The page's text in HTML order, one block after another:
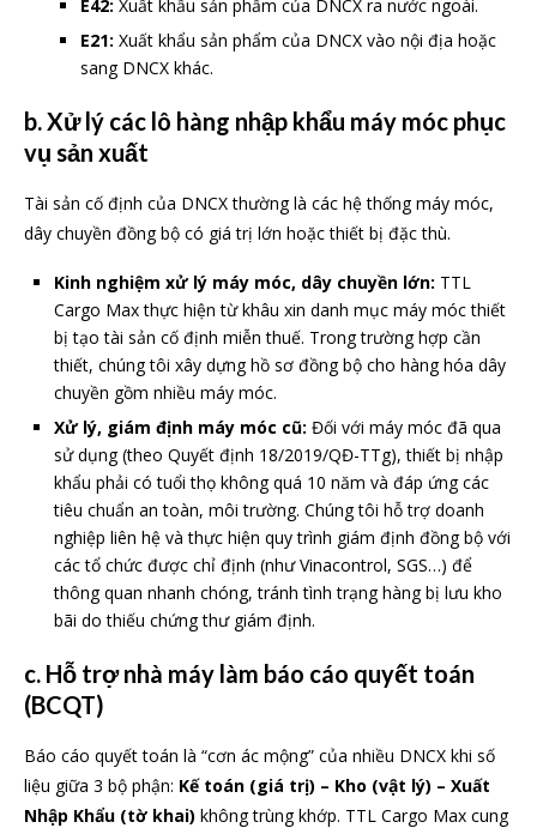
E42: Xuất khẩu sản phẩm của DNCX ra nước ngoài.
E21: Xuất khẩu sản phẩm của DNCX vào nội địa hoặc
sang DNCX khác.
b.Xử lý các lô hàng nhập khẩu máy móc phục
vụ sản xuất
Tài sản cố định của DNCX thường là các hệ thống máy móc,
dây chuyền đồng bộ có giá trị lớn hoặc thiết bị đặc thù.
Kinh nghiệm xử lý máy móc, dây chuyền lớn: TTL
Cargo Max thực hiện từ khâu xin danh mục máy móc thiết
bị tạo tài sản cố định miễn thuế. Trong trường hợp cần
thiết, chúng tôi xây dựng hồ sơ đồng bộ cho hàng hóa dây
chuyền gồm nhiều máy móc.
Xử lý, giám định máy móc cũ: Đối với máy móc đã qua
sử dụng (theo Quyết định 18/2019/QĐ-TTg), thiết bị nhập
khẩu phải có tuổi thọ không quá 10 năm và đáp ứng các
tiêu chuẩn an toàn, môi trường. Chúng tôi hỗ trợ doanh
nghiệp liên hệ và thực hiện quy trình giám định đồng bộ với
các tổ chức được chỉ định (như Vinacontrol, SGS…) để
thông quan nhanh chóng, tránh tình trạng hàng bị lưu kho
bãi do thiếu chứng thư giám định.
c. Hỗ trợ nhà máy làm báo cáo quyết toán
(BCQT)
Báo cáo quyết toán là “cơn ác mộng” của nhiều DNCX khi số
liệu giữa 3 bộ phận: Kế toán (giá trị) – Kho (vật lý) – Xuất
Nhập Khẩu (tờ khai) không trùng khớp. TTL Cargo Max cung